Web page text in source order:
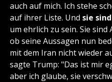
auch auf mich. Ich stehe
auf ihrer Liste. Und sie
um ehrlich zu sein. Sie sind
ob seine Aussagen nun
mit dem Iran nicht wieder
sagte Trump: "Das ist mir
aber ich glaube, sie